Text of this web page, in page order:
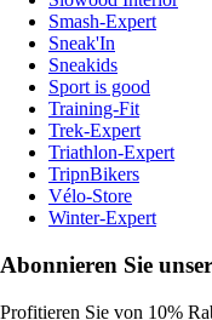
Smash-Expert
Sneak'In
Sneakids
Sport is good
Training-Fit
Trek-Expert
Triathlon-Expert
TripnBikers
Vélo-Store
Winter-Expert
Abonnieren Sie
Profitieren Sie von 10%